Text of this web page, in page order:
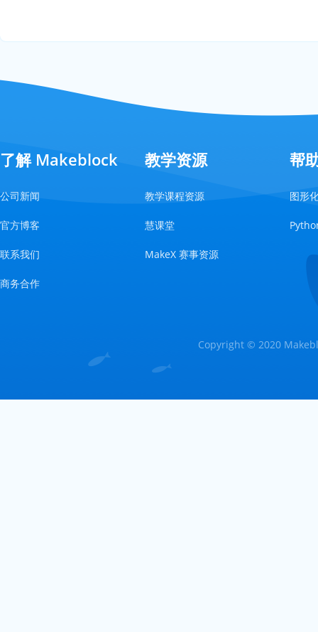
了解 Makeblock
公司新闻
官方博客
联系我们
商务合作
教学资源
教学课程资源
慧课堂
MakeX 赛事资源
帮
图形
Copyright © 2020